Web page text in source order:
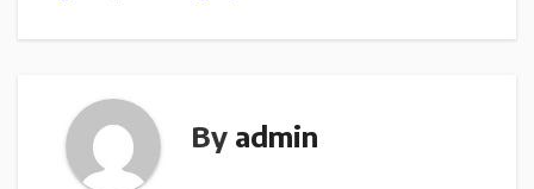
By admin